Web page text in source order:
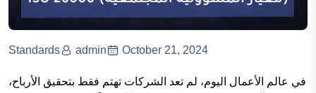
Standards admin October 21, 2024
في عالم الأعمال اليوم، لم تعد الشركات تهتم فقط بتحقيق الأرباح،